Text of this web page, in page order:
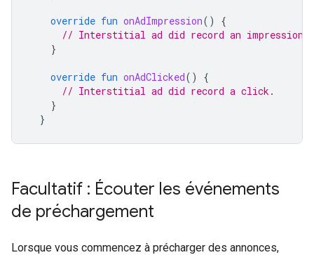
override fun onAdImpression()
{
// Interstitial ad did record an impression.
}
override fun onAdClicked()
{
// Interstitial ad did record a click.
}
}
Facultatif : Écouter les événements
de préchargement
Lorsque vous commencez à précharger des annonces,